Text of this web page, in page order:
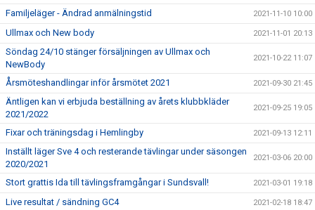
Familjeläger - Ändrad anmälningstid 2021-11-10 10:00
Ullmax och New body 2021-11-01 20:13
Söndag 24/10 stänger försäljningen av Ullmax och
NewBody
2021-10-22 11:07
Årsmöteshandlingar inför årsmötet 2021 2021-09-30 21:45
Äntligen kan vi erbjuda beställning av årets klubbkläder
2021/2022
2021-09-25 19:05
Fixar och träningsdag i Hemlingby 2021-09-13 12:11
Inställt läger Sve 4 och resterande tävlingar under säsongen
2020/2021
2021-03-06 20:00
Stort grattis Ida till tävlingsframgångar i Sundsvall! 2021-03-01 19:18
Live resultat / sändning GC4 2021-02-18 18:47